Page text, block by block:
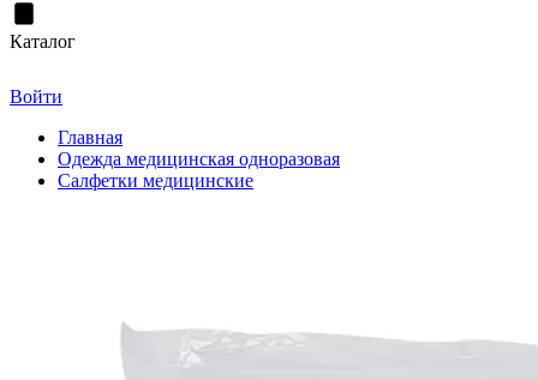
Каталог
Войти
Главная
Одежда медицинская одноразовая
Салфетки медицинские